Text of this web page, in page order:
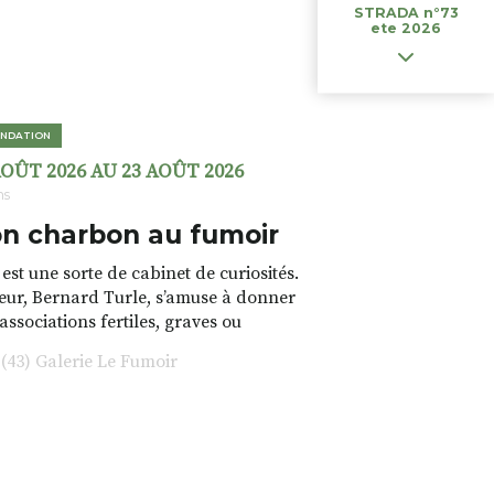
2026 AU 23 AOÛT 2026
charbon au fumoir
une sorte de cabinet de curiosités.
Bernard Turle, s’amuse à donner
fertiles, graves ou
fumeuses. Des oeuvres
font. liens avec les histoires un peu
Galerie Le Fumoir
STRADA n°73
ete 2026